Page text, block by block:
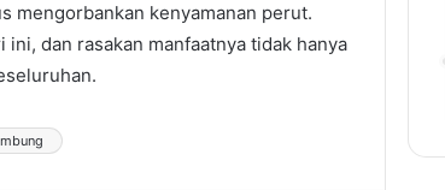
mengorbankan kenyamanan perut.
dan rasakan manfaatnya tidak hanya